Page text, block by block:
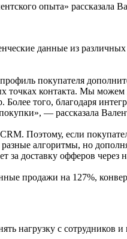
опыта» рассказала
данные из
покупателя
точках контакта. Мы
Более того, благодаря
— рассказала
Поэтому, если
алгоритмы, но
доставку офферов
продажи на 127%,
нагрузку с сотрудников